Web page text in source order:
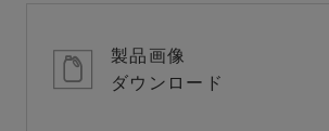
製品画像
ダウンロード